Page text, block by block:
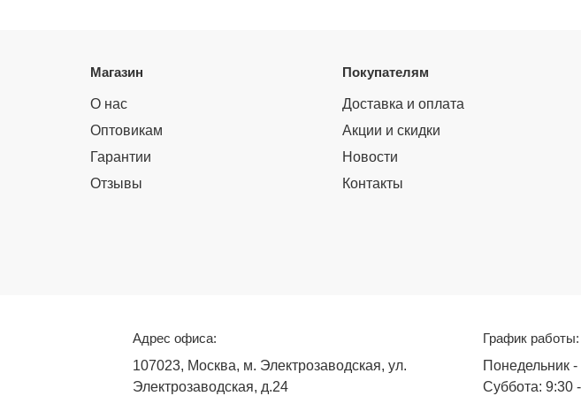
Магазин
О нас
Оптовикам
Гарантии
Отзывы
Покупателям
Доставка и оплата
Акции и скидки
Новости
Контакты
Адрес офиса:
107023, Москва, м. Электрозаводская, ул.
Электрозаводская, д.24
График работы:
Понедельник
Суббота: 9:30